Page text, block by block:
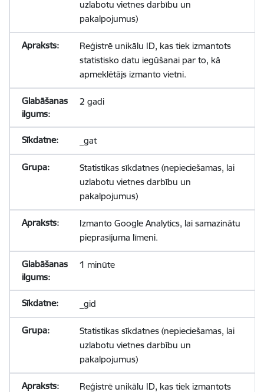
uzlabotu vietnes darbību un
pakalpojumus)
Reģistrē unikālu ID, kas tiek izmantots
statistisko datu iegūšanai par to, kā
apmeklētājs izmanto vietni.
2 gadi
_gat
Statistikas sīkdatnes (nepieciešamas, lai
uzlabotu vietnes darbību un
pakalpojumus)
Izmanto Google Analytics, lai samazinātu
pieprasījuma līmeni.
1 minūte
_gid
Statistikas sīkdatnes (nepieciešamas, lai
uzlabotu vietnes darbību un
pakalpojumus)
Reģistrē unikālu ID, kas tiek izmantots